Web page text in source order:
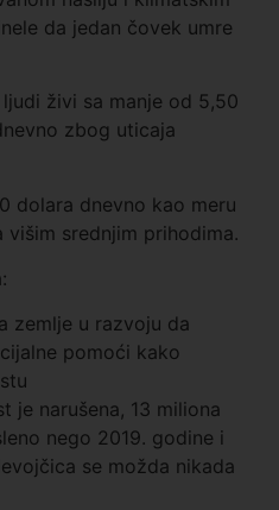
da jedan čovek umre
živi sa manje od 5,50
zbog uticaja
dolara dnevno kao meru
višim srednjim prihodima.
zemlje u razvoju da
pomoći kako
je narušena, 13 miliona
nego 2019. godine i
se možda nikada